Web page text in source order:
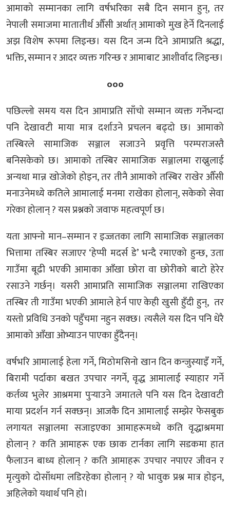
आमाको सम्मानका लागि वर्षभरिका सबै दिन समान हुन्, तर
नेपाली समाजमा मातातीर्थ औँसी अर्थात् आमाको मुख हेर्ने दिनलाई
अझ विशेष रूपमा लिइन्छ। यस दिन जन्म दिने आमाप्रति श्रद्धा,
भक्ति, सम्मान र आदर व्यक्त गरिन्छ र आमाबाट आशीर्वाद लिइन्छ।
०००
पछिल्लो समय यस दिन आमाप्रति साँचो सम्मान व्यक्त गर्नेभन्दा
पनि देखावटी माया मात्र दर्शाउने प्रचलन बढ्दो छ। आमाको
तस्बिरले सामाजिक सञ्जाल सजाउने प्रवृत्ति परम्पराजस्तै
बनिसकेको छ। आमाको तस्बिर सामाजिक सञ्जालमा राख्नुलाई
अन्यथा मान्न खोजेको होइन, तर तीनै आमाको तस्बिर राखेर औँसी
मनाउनेमध्ये कतिले आमालाई मनमा राखेका होलान्, सकेको सेवा
गरेका होलान् ? यस प्रश्नको जवाफ महत्वपूर्ण छ।
यता आफ्नो मान–सम्मान र इज्जतका लागि सामाजिक सञ्जालका
भित्तामा तस्बिर सजाएर ‘हेप्पी मदर्स डे’ भन्दै रमाएको हुन्छ, उता
गाउँमा बूढी भएकी आमाका आँखा छोरा वा छोरीको बाटो हेरेर
रसाउने गर्छन्। यसरी आमाप्रति सामाजिक सञ्जालमा राखिएका
तस्बिर ती गाउँमा भएकी आमाले हेर्न पाए केही खुसी हुँदी हुन्, तर
यस्तो प्रविधि उनको पहुँचमा नहुन सक्छ। त्यसैले यस दिन पनि धेरै
आमाको आँखा ओभ्याउन पाएका हुँदैनन्।
वर्षभरि आमालाई हेला गर्ने, मिठोमसिनो खान दिन कन्जुस्याइँ गर्ने,
बिरामी पर्दाका बखत उपचार नगर्ने, वृद्ध आमालाई स्याहार गर्ने
कर्तव्य भुलेर आश्रममा पुर्‍याउने जमातले पनि यस दिन देखावटी
माया प्रदर्शन गर्न सक्छन्। आजकै दिन आमालाई सम्झेर फेसबुक
लगायत सञ्जालमा सजाइएका आमाहरूमध्ये कति वृद्धाश्रममा
होलान् ? कति आमाहरू एक छाक टार्नका लागि सडकमा हात
फैलाउन बाध्य होलान् ? कति आमाहरू उपचार नपाएर जीवन र
मृत्युको दोसाँधमा लडिरहेका होलान् ? यो भावुक प्रश्न मात्र होइन,
अहिलेको यथार्थ पनि हो।